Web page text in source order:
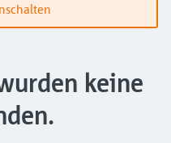
keine